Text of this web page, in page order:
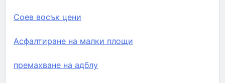
Соев восък цени
Асфалтиране на малки площи
премахване на адблу